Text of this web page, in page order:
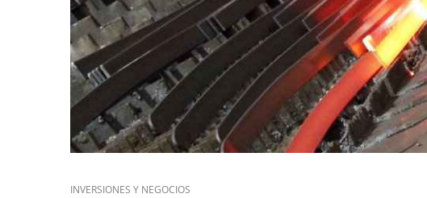
INVERSIONES Y NEGOCIOS